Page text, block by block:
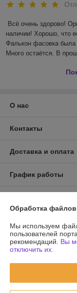
Всё очень здорово!
наличии! Хорошо, что
Фалькон фасовка
Много остаётся. В
О нас
Контакты
Доставка и оплата
График работы
Сайт создан на
Обработка
Мы используем
пользователей
рекомендаций. Вы
отключить их.